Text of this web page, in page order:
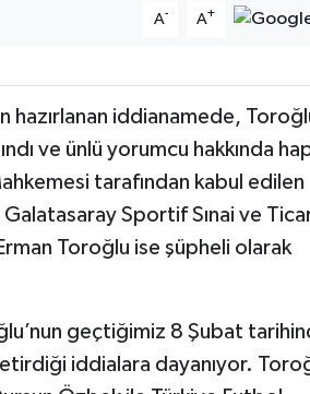
A- A+
hazırlanan iddianamede,
ve ünlü yorumcu hakkında
tarafından kabul edilen
Sportif Sınai ve
Toroğlu ise şüpheli olarak
geçtiğimiz 8 Şubat
iddialara dayanıyor.